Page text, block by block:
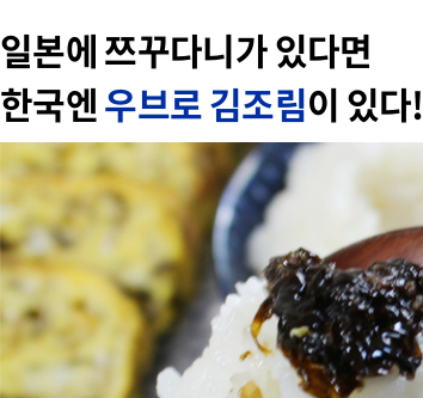
일본에 쯔꾸다니가 있다면
한국엔우브로 김조림이 있다!